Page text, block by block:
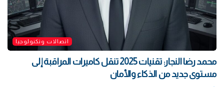
اتصالات وتكنولوجيا
محمد رضا النجار: تقنيات 2025 تنقل كاميرات المراقبة إلى
مستوى جديد من الذكاء والأمان